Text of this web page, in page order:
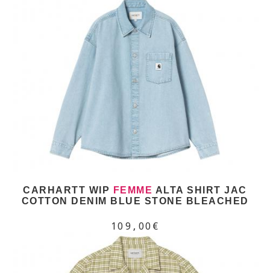
CARHARTT WIP FEMME ALTA SHIRT JAC
COTTON DENIM BLUE STONE BLEACHED
109,00€